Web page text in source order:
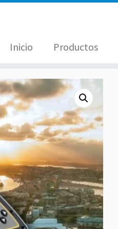
Inicio Productos